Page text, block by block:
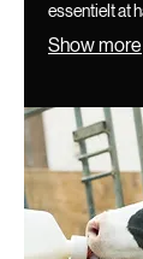
essentielt at
Show more